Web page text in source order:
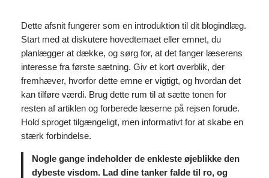
Dette afsnit fungerer som en introduktion til dit blogindlæg.
Start med at diskutere hovedtemaet eller emnet, du
planlægger at dække, og sørg for, at det fanger læserens
interesse fra første sætning. Giv et kort overblik, der
fremhæver, hvorfor dette emne er vigtigt, og hvordan det
kan tilføre værdi. Brug dette rum til at sætte tonen for
resten af artiklen og forberede læserne på rejsen forude.
Hold sproget tilgængeligt, men informativt for at skabe en
stærk forbindelse.
Nogle gange indeholder de enkleste øjeblikke den
dybeste visdom. Lad dine tanker falde til ro, og